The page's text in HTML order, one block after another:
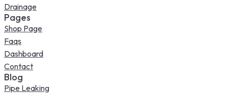
Drainage
Pages
Shop Page
Faqs
Dashboard
Contact
Blog
Pipe Leaking